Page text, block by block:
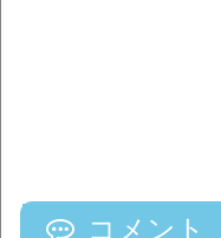
コメント